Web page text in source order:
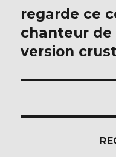
Publication
suivante :
regarde ce
chanteur de
version